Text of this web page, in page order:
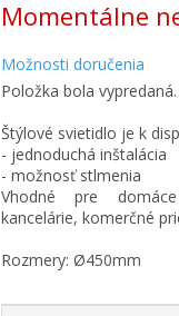
cena:
Momentálne
Možnosti doručenia
Položka bola
Štýlové svietidlo je k
- jednoduchá inštalácia
- možnosť stlmenia
Vhodné pre
kancelárie, komerčné
Rozmery: Ø450mm